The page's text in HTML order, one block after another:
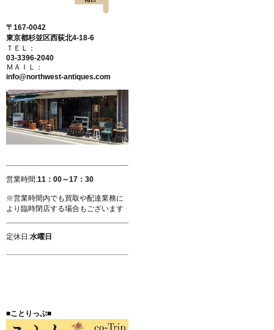
〒167-0042
東京都杉並区西荻北4-18-6
ＴＥＬ：
03-3396-2040
ＭＡＩＬ：
info@northwest-antiques.com
営業時間:11：00～17：30
※営業時間内でも買取や配達業務に
より臨時閉店する場合もございます
定休日:水曜日
■ことりっぷ■